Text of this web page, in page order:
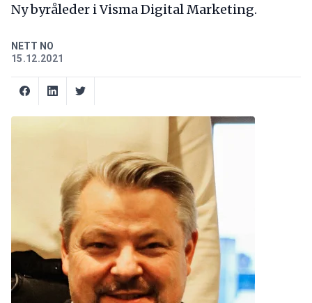
Ny byråleder i Visma Digital Marketing.
NETT NO
15.12.2021